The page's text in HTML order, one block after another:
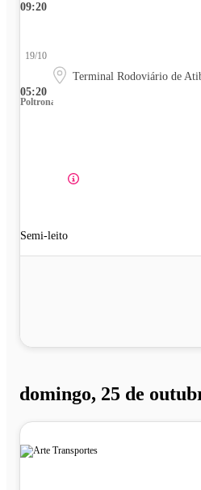
09:20
05:20
19/10
Terminal Rodoviário de
Poltrona
Semi-leito
domingo, 25 de